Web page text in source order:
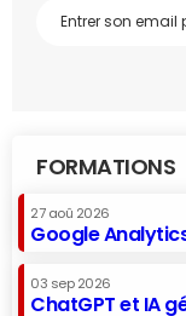
FORMATIONS
27 aoû 2026
Google
03 sep 2026
ChatGPT et IA